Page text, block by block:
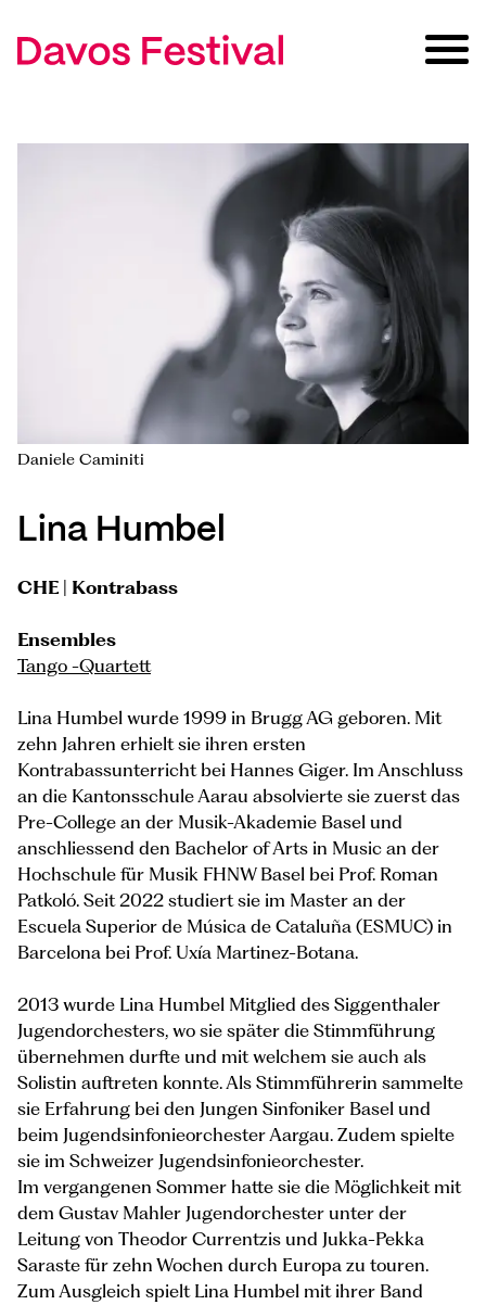
Lina Humbel
CHE | Kontrabass
Ensembles
Tango -Quartett
Lina Humbel wurde 1999 in Brugg AG geboren. Mit
zehn Jahren erhielt sie ihren ersten
Kontrabassunterricht bei Hannes Giger. Im Anschluss
an die Kantonsschule Aarau absolvierte sie zuerst das
Pre-College an der Musik-Akademie Basel und
anschliessend den Bachelor of Arts in Music an der
Hochschule für Musik FHNW Basel bei Prof. Roman
Patkoló. Seit 2022 studiert sie im Master an der
Escuela Superior de Música de Cataluña (ESMUC) in
Barcelona bei Prof. Uxía Martinez-Botana.
2013 wurde Lina Humbel Mitglied des Siggenthaler
Jugendorchesters, wo sie später die Stimmführung
übernehmen durfte und mit welchem sie auch als
Solistin auftreten konnte. Als Stimmführerin sammelte
sie Erfahrung bei den Jungen Sinfoniker Basel und
beim Jugendsinfonieorchester Aargau. Zudem spielte
sie im Schweizer Jugendsinfonieorchester.
Im vergangenen Sommer hatte sie die Möglichkeit mit
dem Gustav Mahler Jugendorchester unter der
Leitung von Theodor Currentzis und Jukka-Pekka
Saraste für zehn Wochen durch Europa zu touren.
Zum Ausgleich spielt Lina Humbel mit ihrer Band
Daniele Caminiti